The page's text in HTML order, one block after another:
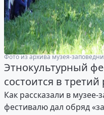
Фото из архива музея-
Этнокультурный
состоится в третий
Как рассказали в
фестивалю дал обряд